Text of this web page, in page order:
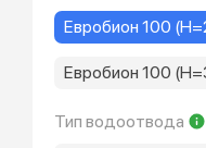
Евробион 100
Евробион 100
Тип водоотвода